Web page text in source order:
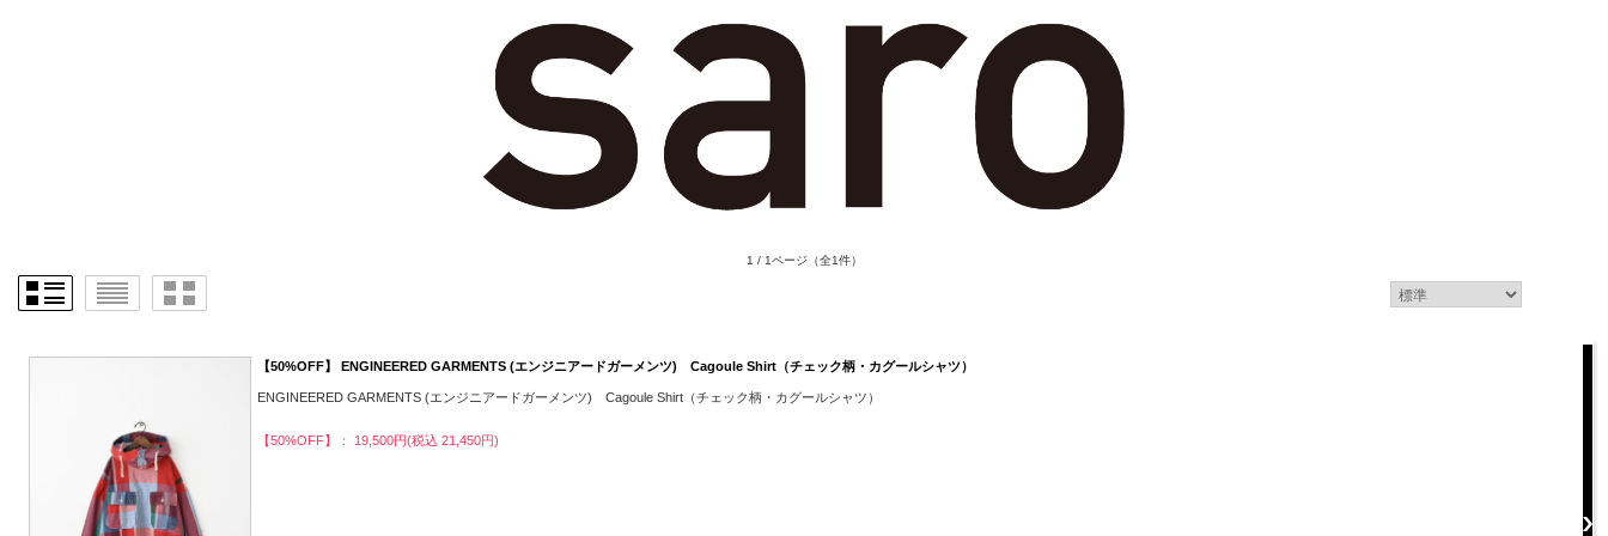
1 / 1ページ （全1件）
【50%OFF】 ENGINEERED GARMENTS (エンジニアードガーメンツ) Cagoule Shirt（チェック柄・カグールシャツ）
ENGINEERED GARMENTS (エンジニアードガーメンツ) Cagoule Shirt（チェック柄・カグールシャツ）
【50%OFF】： 19,500円(税込 21,450円)